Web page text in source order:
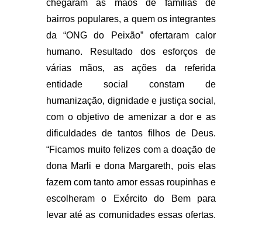
chegaram às mãos de famílias de
bairros populares, a quem os integrantes
da “ONG do Peixão” ofertaram calor
humano. Resultado dos esforços de
várias mãos, as ações da referida
entidade social constam de
humanização, dignidade e justiça social,
com o objetivo de amenizar a dor e as
dificuldades de tantos filhos de Deus.
“Ficamos muito felizes com a doação de
dona Marli e dona Margareth, pois elas
fazem com tanto amor essas roupinhas e
escolheram o Exército do Bem para
levar até as comunidades essas ofertas.